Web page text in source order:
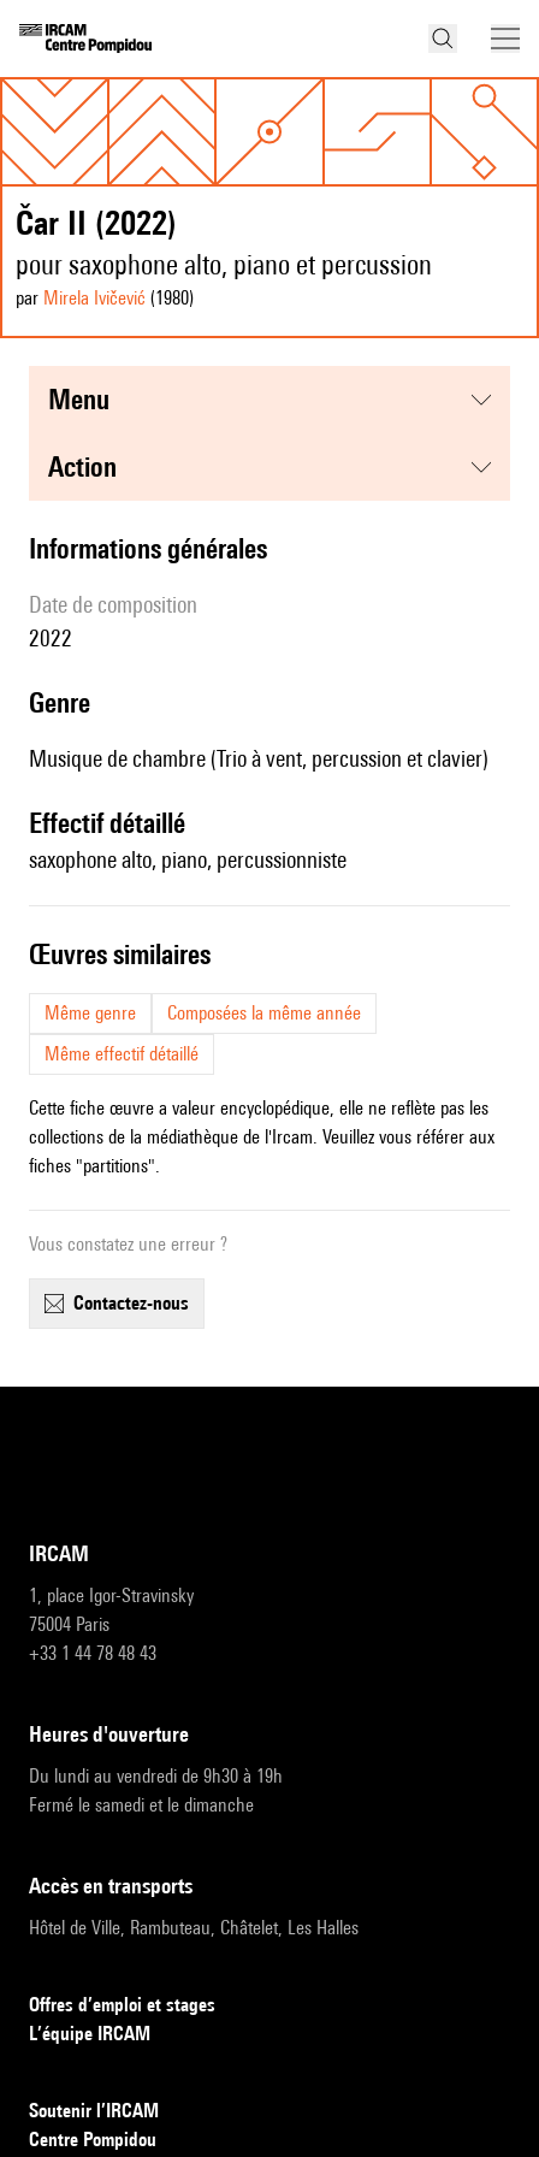
Čar II (2022)
pour saxophone alto, piano et percussion
par Mirela Ivičević (1980)
menu
action
informations générales
date de composition
2022
genre
Musique de chambre (Trio à vent, percussion et clavier)
effectif détaillé
saxophone alto, piano, percussionniste
œuvres similaires
Même genre
Composées la même année
Même effectif détaillé
Cette fiche œuvre a valeur encyclopédique, elle ne reflète pas les
collections de la médiathèque de l'Ircam. Veuillez vous référer aux
fiches "partitions".
Vous constatez une erreur ?
contactez-nous
IRCAM
1, place Igor-Stravinsky
75004 Paris
+33 1 44 78 48 43
heures d'ouverture
Du lundi au vendredi de 9h30 à 19h
Fermé le samedi et le dimanche
accès en transports
Hôtel de Ville, Rambuteau, Châtelet, Les Halles
Offres d’emploi et stages
L’équipe IRCAM
Soutenir l’IRCAM
Centre Pompidou